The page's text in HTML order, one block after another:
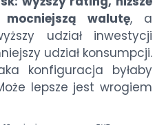
walutę, a
udział inwestycji
udział konsumpcji.
konfiguracja byłaby
lepsze jest wrogiem